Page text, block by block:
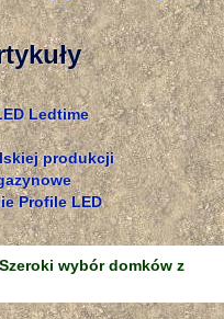
Ledtime
produkcji
Profile LED
Szeroki wybór domków z